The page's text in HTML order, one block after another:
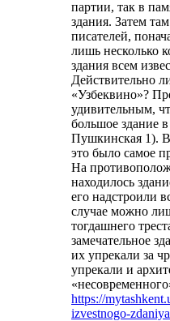
партии, так в
здания. Затем
писателей,
лишь несколько
здания всем
Действительно
«Узбеквино»?
удивительным,
большое здание
Пушкинская 1).
это было самое
На
находилось
его надстроили
случае можно
тогдашнего
замечательное
их упрекали за
упрекали и
https://
izvestnogo-